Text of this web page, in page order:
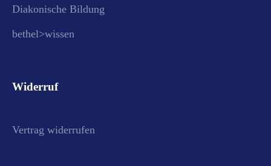
Diakonische Bildung
bethel>wissen
Widerruf
Vertrag widerrufen